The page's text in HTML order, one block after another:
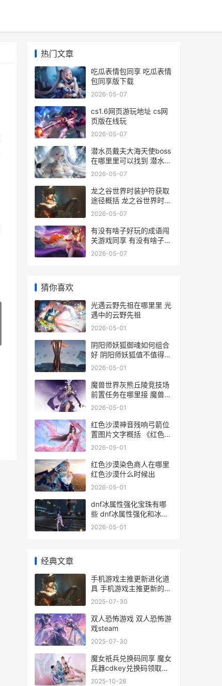
热门文章
吃瓜表情包同享 吃瓜表情
包同享版下载
2026-05-07
cs1.6网页游玩地址 cs网
页版在线玩
2026-05-07
潜水员戴夫大海天使boss
在哪里里可以找到 潜水员
戴夫大海天使怎么打
2026-05-07
龙之谷世界时装护符获取
途径概括 龙之谷世界时装
礼包码
2026-05-07
有没有啥子好玩的成语闯
关游戏同享 有没有啥子好
玩的游戏
2026-05-07
猜你喜欢
光遇云野先祖在哪里里 光
遇中的云野先祖
2026-05-01
阴阳师妖狐御魂如何组合
好 阴阳师妖狐值不值得培
养
2026-05-01
魔兽世界灰熊丘陵竞技场
前置任务在哪里接 魔兽世
界灰熊丘陵任务线
2026-05-01
红色沙漠神音残响弓箭位
置图片文字概括 《红色沙
漠》
2026-05-01
红色沙漠染色商人在哪里
红色沙漠什么时候出
2026-05-01
dnf冰属性强化宝珠有哪
些 dnf冰属性强化和冰属
性攻击
2026-05-01
经典文章
手机游戏主推更新进化道
具 手机游戏主推更新的游
戏
2025-07-30
双人恐怖游戏 双人恐怖游
戏steam
2025-07-30
魔女祇兵兑换码同享 魔女
兵器cdkey兑换码领取免
费
2025-10-28